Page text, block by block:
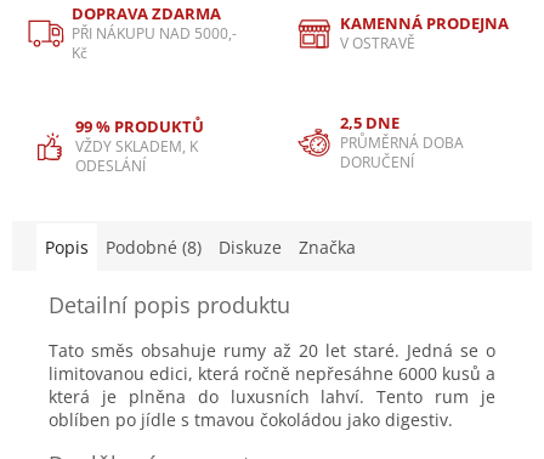
DOPRAVA ZDARMA
PŘI NÁKUPU NAD 5000,-
Kč
KAMENNÁ PRODEJNA
V OSTRAVĚ
99 % PRODUKTŮ
VŽDY SKLADEM, K
ODESLÁNÍ
2,5 DNE
PRŮMĚRNÁ DOBA
DORUČENÍ
Popis Podobné (8) Diskuze Značka
Detailní popis produktu
Tato směs obsahuje rumy až 20 let staré. Jedná se o
limitovanou edici, která ročně nepřesáhne 6000 kusů a
která je plněna do luxusních lahví. Tento rum je
oblíben po jídle s tmavou čokoládou jako digestiv.